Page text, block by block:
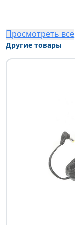
Просмотреть все
Другие товары